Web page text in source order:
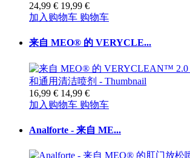
24,99 € 19,99 €
加入购物车 购物车
来自 MEO® 的 VERYCLE...
16,99 € 14,99 €
加入购物车 购物车
Analforte - 来自 ME...